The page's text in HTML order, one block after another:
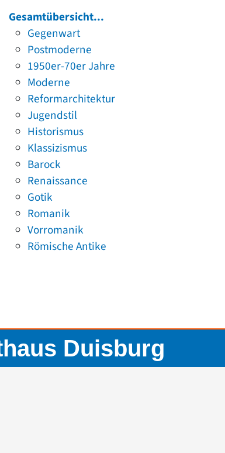
Gesamtübersicht...
Gegenwart
Postmoderne
1950er-70er Jahre
Moderne
Reformarchitektur
Jugendstil
Historismus
Klassizismus
Barock
Renaissance
Gotik
Romanik
Vorromanik
Römische Antike
Duisburg